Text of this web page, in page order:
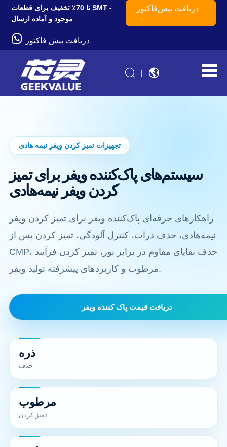
تا 70٪ تخفیف برای قطعات SMT -
موجود و آماده ارسال
دریافت پیش‌فاکتور
→
دریافت پیش فاکتور
|
تجهیزات تمیز کردن ویفر نیمه هادی
سیستم‌های پاک‌کننده ویفر برای تمیز
کردن ویفر نیمه‌هادی
راهکارهای حرفه‌ای پاک‌کننده ویفر برای تمیز کردن ویفر
نیمه‌هادی، حذف ذرات، کنترل آلودگی، تمیز کردن پس از
CMP، حذف بقایای مقاوم در برابر نور، تمیز کردن فرآیند
مرطوب و کاربردهای پیشرفته تولید ویفر.
دریافت قیمت پاک کننده ویفر
ذره
حذف
مرطوب
تمیز کردن